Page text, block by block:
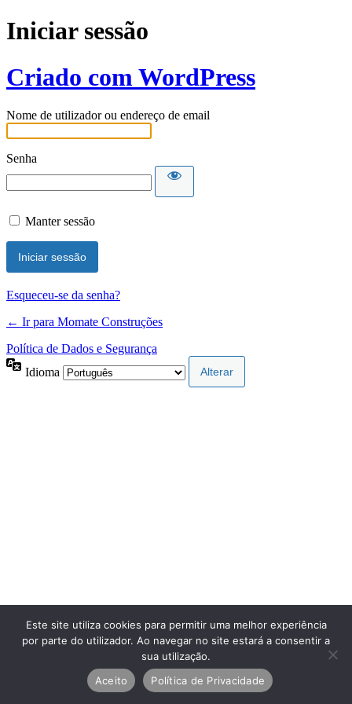
Iniciar sessão
Criado com WordPress
Nome de utilizador ou endereço de email
Senha
Manter sessão
Esqueceu-se da senha?
← Ir para Momate Construções
Política de Dados e Segurança
Idioma
Este site utiliza cookies para permitir uma melhor experiência
por parte do utilizador. Ao navegar no site estará a consentir a
sua utilização.
Aceito
Política de Privacidade